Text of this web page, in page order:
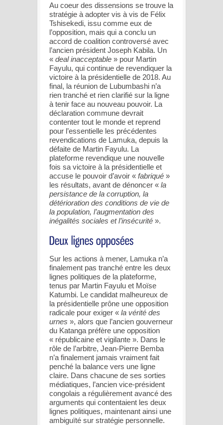
Au coeur des dissensions se trouve la
stratégie à adopter vis à vis de Félix
Tshisekedi, issu comme eux de
l’opposition, mais qui a conclu un
accord de coalition controversé avec
l’ancien président Joseph Kabila. Un
« deal inacceptable » pour Martin
Fayulu, qui continue de revendiquer la
victoire à la présidentielle de 2018. Au
final, la réunion de Lubumbashi n’a
rien tranché et rien clarifié sur la ligne
à tenir face au nouveau pouvoir. La
déclaration commune devrait
contenter tout le monde et reprend
pour l’essentielle les précédentes
revendications de Lamuka, depuis la
défaite de Martin Fayulu. La
plateforme revendique une nouvelle
fois sa victoire à la présidentielle et
accuse le pouvoir d’avoir « fabriqué »
les résultats, avant de dénoncer « la
persistance de la corruption, la
détérioration des conditions de vie de
la population, l’augmentation des
inégalités sociales et l’insécurité ».
Sur les actions à mener, Lamuka n’a
finalement pas tranché entre les deux
lignes politiques de la plateforme,
tenus par Martin Fayulu et Moïse
Katumbi. Le candidat malheureux de
la présidentielle prône une opposition
radicale pour exiger « la vérité des
urnes », alors que l’ancien gouverneur
du Katanga préfère une opposition
« républicaine et vigilante ». Dans le
rôle de l’arbitre, Jean-Pierre Bemba
n’a finalement jamais vraiment fait
penché la balance vers une ligne
claire. Dans chacune de ses sorties
médiatiques, l’ancien vice-président
congolais a régulièrement avancé des
arguments qui contentaient les deux
lignes politiques, maintenant ainsi une
ambiguïté sur stratégie personnelle.